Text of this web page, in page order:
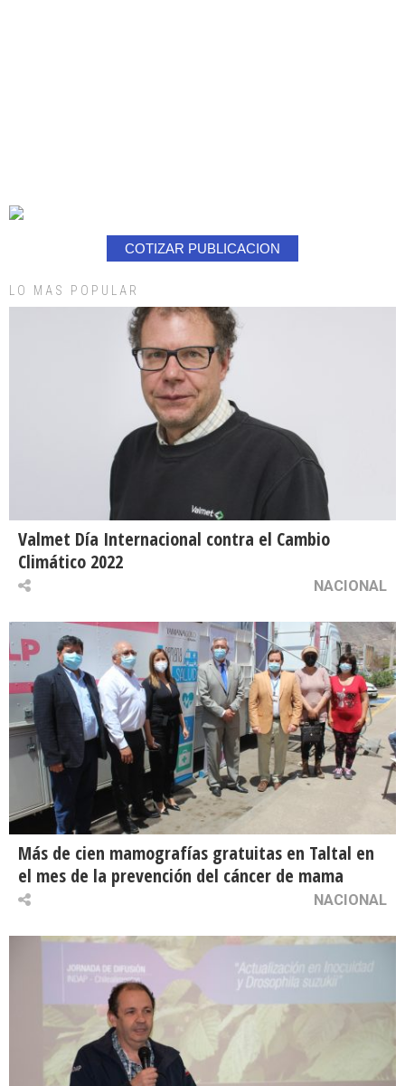
COTIZAR PUBLICACION
LO MAS POPULAR
Valmet Día Internacional contra el Cambio
Climático 2022
NACIONAL
Más de cien mamografías gratuitas en Taltal en
el mes de la prevención del cáncer de mama
NACIONAL